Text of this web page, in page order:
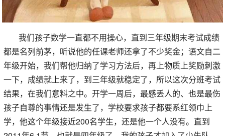
我们孩子数学一直都不用操心，直到三年级期末考试成绩
都是名列前茅，听说他的任课老师还拿了不少奖金；语文自二
年级开始，我们帮他归纳了学习方法后，再上物质上奖励刺激
一下，成绩就上来了，到三年级就稳定了，所以这次分班考试
结果，在我们意料之中。开学一周后，最感丢人的、也是最伤
孩子自尊的事情还是发生了，学校要求孩子都要系红领巾上
学，他这个年级接近200名学生，还是他一个人没有。直到